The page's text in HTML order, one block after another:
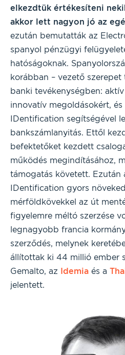
elkezdtük értékesíteni
akkor lett nagyon jó az
ezután bemutatták az
spanyol pénzügyi
hatóságoknak.
korábban – vezető
banki tevékenységben:
innovatív megoldásokért,
IDentification segítségével
bankszámlanyitás. Ettől
befektetőket kezdett
működés megindításához,
támogatás követett. Ezután
IDentification gyors
mérföldkövekkel az út
figyelemre méltó szerzése
legnagyobb francia
szerződés, melynek
állítottak ki 44 millió ember
Gemalto, az Idemia és a
jelentett.